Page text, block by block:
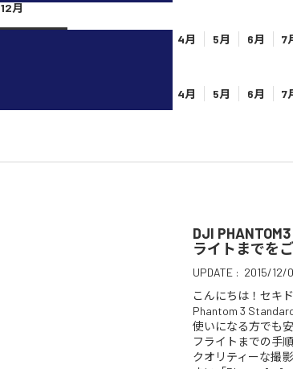
12月
4月 5月 6月 7
4月 5月 6月 7
DJI
ライトまでを
UPDATE : 2015/12/
こんにちは！セキ
Phantom 3
使いになる方でも
フライトまでの手
クオリティーな撮